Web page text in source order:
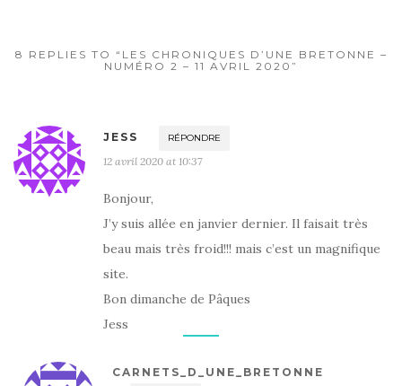
8 REPLIES TO “LES CHRONIQUES D’UNE BRETONNE –
NUMÉRO 2 – 11 AVRIL 2020”
JESS RÉPONDRE
12 avril 2020 at 10:37
Bonjour,
J’y suis allée en janvier dernier. Il faisait très
beau mais très froid!!! mais c’est un magnifique
site.
Bon dimanche de Pâques
Jess
CARNETS_D_UNE_BRETONNE